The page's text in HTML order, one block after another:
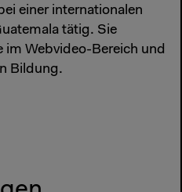
einer internationalen
tätig. Sie
Webvideo-Bereich und
Bildung.